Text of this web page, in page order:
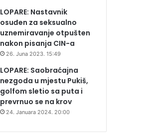
LOPARE: Nastavnik
osuđen za seksualno
uznemiravanje otpušten
nakon pisanja CIN-a
26. Juna 2023. 15:49
LOPARE: Saobraćajna
nezgoda u mjestu Pukiš,
golfom sletio sa puta i
prevrnuo se na krov
24. Januara 2024. 20:00